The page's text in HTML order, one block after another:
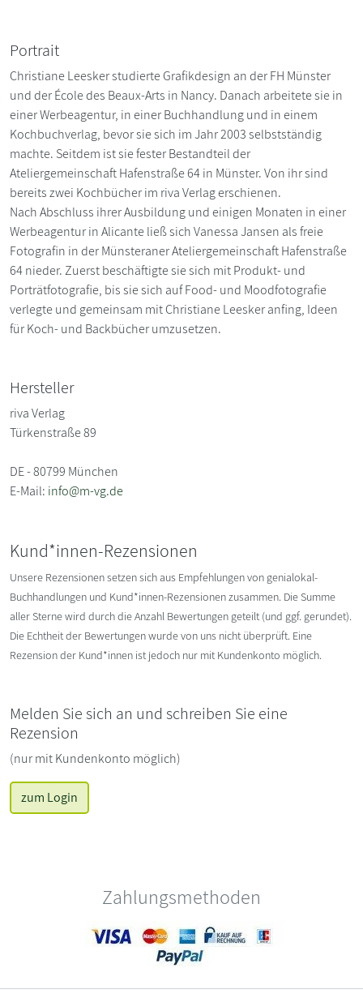
Portrait
Christiane Leesker studierte Grafikdesign an der FH Münster
und der École des Beaux-Arts in Nancy. Danach arbeitete sie in
einer Werbeagentur, in einer Buchhandlung und in einem
Kochbuchverlag, bevor sie sich im Jahr 2003 selbstständig
machte. Seitdem ist sie fester Bestandteil der
Ateliergemeinschaft Hafenstraße 64 in Münster. Von ihr sind
bereits zwei Kochbücher im riva Verlag erschienen.
Nach Abschluss ihrer Ausbildung und einigen Monaten in einer
Werbeagentur in Alicante ließ sich Vanessa Jansen als freie
Fotografin in der Münsteraner Ateliergemeinschaft Hafenstraße
64 nieder. Zuerst beschäftigte sie sich mit Produkt- und
Porträtfotografie, bis sie sich auf Food- und Moodfotografie
verlegte und gemeinsam mit Christiane Leesker anfing, Ideen
für Koch- und Backbücher umzusetzen.
Hersteller
riva Verlag
Türkenstraße 89
DE - 80799 München
E-Mail: info@m-vg.de
Kund*innen-Rezensionen
Unsere Rezensionen setzen sich aus Empfehlungen von genialokal-
Buchhandlungen und Kund*innen-Rezensionen zusammen. Die Summe
aller Sterne wird durch die Anzahl Bewertungen geteilt (und ggf. gerundet).
Die Echtheit der Bewertungen wurde von uns nicht überprüft. Eine
Rezension der Kund*innen ist jedoch nur mit Kundenkonto möglich.
Melden Sie sich an und schreiben Sie eine
Rezension
(nur mit Kundenkonto möglich)
zum Login
Zahlungsmethoden